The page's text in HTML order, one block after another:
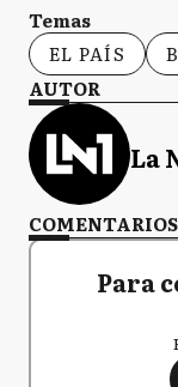
Temas
EL PAÍS
AUTOR
La
COMENTARIOS
Para